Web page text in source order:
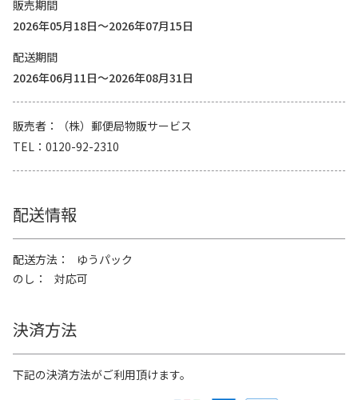
販売期間
2026年05月18日～2026年07月15日
配送期間
2026年06月11日～2026年08月31日
販売者
（株）郵便局物販サービス
TEL
0120-92-2310
配送情報
配送方法
ゆうパック
のし
対応可
決済方法
下記の決済方法がご利用頂けます。